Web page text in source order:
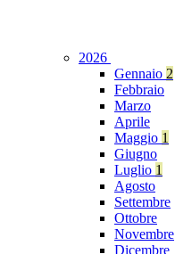
2026
Gennaio 2
Febbraio
Marzo
Aprile
Maggio 1
Giugno
Luglio 1
Agosto
Settembre
Ottobre
Novembre
Dicembre